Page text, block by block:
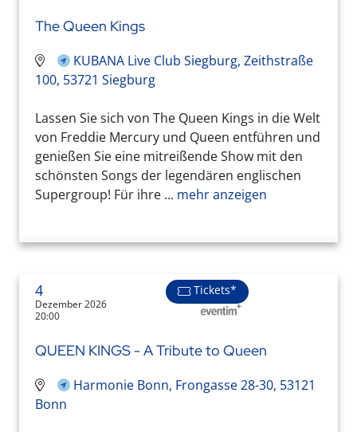
The Queen Kings
KUBANA Live Club Siegburg, Zeithstraße
100, 53721 Siegburg
Lassen Sie sich von The Queen Kings in die Welt
von Freddie Mercury und Queen entführen und
genießen Sie eine mitreißende Show mit den
schönsten Songs der legendären englischen
Supergroup! Für ihre ... mehr anzeigen
4
Dezember 2026
20:00
Tickets*
QUEEN KINGS - A Tribute to Queen
Harmonie Bonn, Frongasse 28-30, 53121
Bonn